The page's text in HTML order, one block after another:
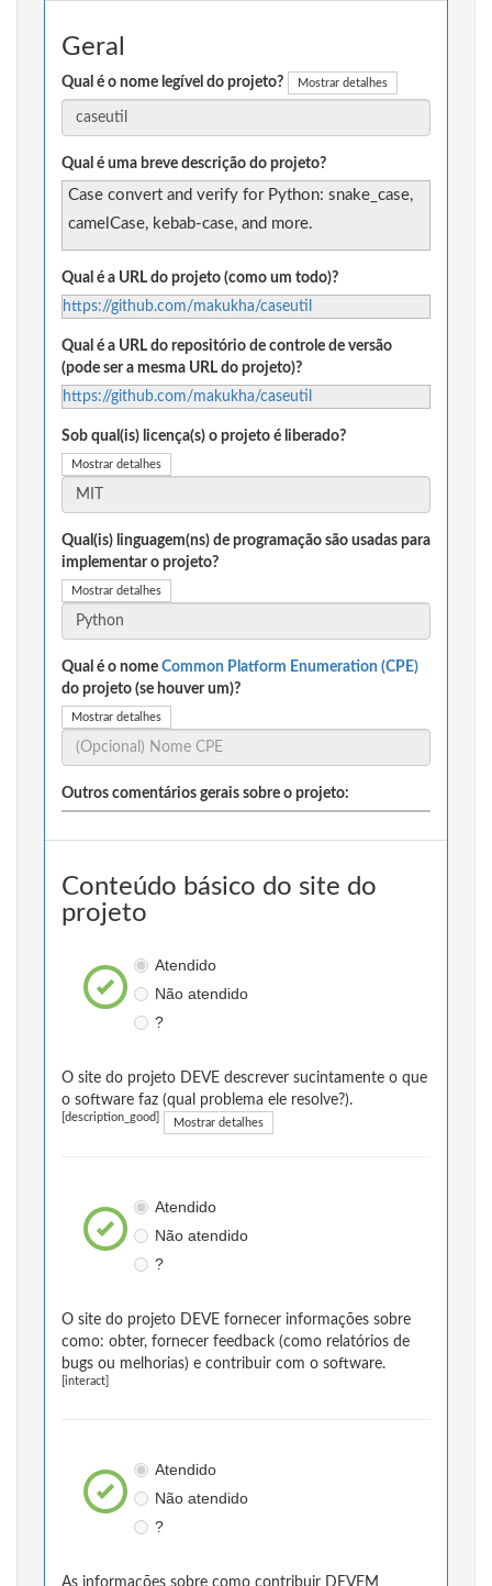
Geral
Qual é o nome legível do projeto? Mostrar detalhes
Qual é uma breve descrição do projeto?
Case convert and verify for Python: snake_case,
camelCase, kebab-case, and more.
Qual é a URL do projeto (como um todo)?
https://github.com/makukha/caseutil
Qual é a URL do repositório de controle de versão
(pode ser a mesma URL do projeto)?
https://github.com/makukha/caseutil
Sob qual(is) licença(s) o projeto é liberado?
Mostrar detalhes
Qual(is) linguagem(ns) de programação são usadas para
implementar o projeto?
Mostrar detalhes
Qual é o nome Common Platform Enumeration (CPE)
do projeto (se houver um)?
Mostrar detalhes
Outros comentários gerais sobre o projeto:
Conteúdo básico do site do
projeto
Atendido
Não atendido
?
O site do projeto DEVE descrever sucintamente o que
o software faz (qual problema ele resolve?).
[description_good] Mostrar detalhes
Atendido
Não atendido
?
O site do projeto DEVE fornecer informações sobre
como: obter, fornecer feedback (como relatórios de
bugs ou melhorias) e contribuir com o software.
[interact]
Atendido
Não atendido
?